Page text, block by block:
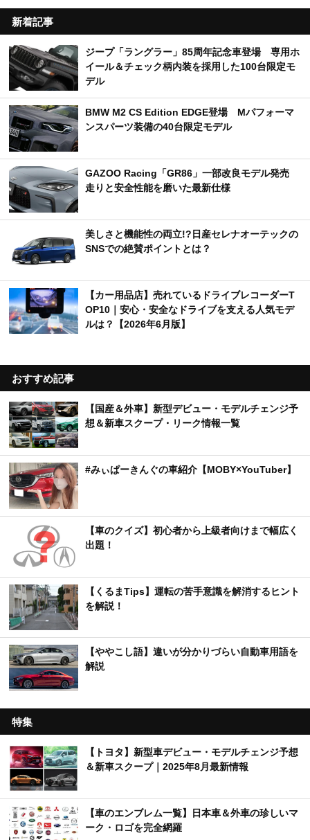
新着記事
ジープ「ラングラー」85周年記念車登場 専用ホ
イール＆チェック柄内装を採用した100台限定モ
デル
BMW M2 CS Edition EDGE登場 Mパフォーマ
ンスパーツ装備の40台限定モデル
GAZOO Racing「GR86」一部改良モデル発売
走りと安全性能を磨いた最新仕様
美しさと機能性の両立!?日産セレナオーテックの
SNSでの絶賛ポイントとは？
【カー用品店】売れているドライブレコーダーT
OP10｜安心・安全なドライブを支える人気モデ
ルは？【2026年6月版】
おすすめ記事
【国産＆外車】新型デビュー・モデルチェンジ予
想＆新車スクープ・リーク情報一覧
#みぃぱーきんぐの車紹介【MOBY×YouTuber】
【車のクイズ】初心者から上級者向けまで幅広く
出題！
【くるまTips】運転の苦手意識を解消するヒント
を解説！
【ややこし語】違いが分かりづらい自動車用語を
解説
特集
【トヨタ】新型車デビュー・モデルチェンジ予想
＆新車スクープ｜2025年8月最新情報
【車のエンブレム一覧】日本車＆外車の珍しいマ
ーク・ロゴを完全網羅